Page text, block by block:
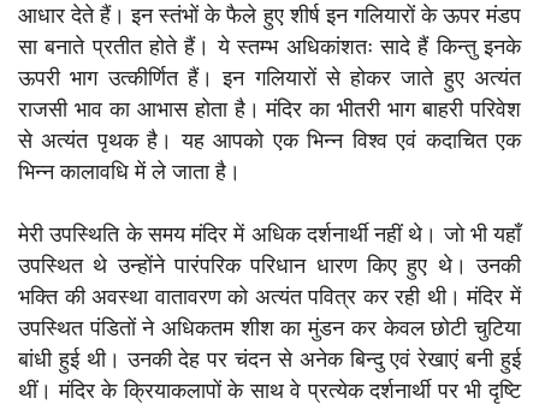
आधार देते हैं। इन स्तंभों के फैले हुए शीर्ष इन गलियारों के ऊपर मंडप
सा बनाते प्रतीत होते हैं। ये स्तम्भ अधिकांशतः सादे हैं किन्तु इनके
ऊपरी भाग उत्कीर्णित हैं। इन गलियारों से होकर जाते हुए अत्यंत
राजसी भाव का आभास होता है। मंदिर का भीतरी भाग बाहरी परिवेश
से अत्यंत पृथक है। यह आपको एक भिन्न विश्व एवं कदाचित एक
भिन्न कालावधि में ले जाता है।
मेरी उपस्थिति के समय मंदिर में अधिक दर्शनार्थी नहीं थे। जो भी यहाँ
उपस्थित थे उन्होंने पारंपरिक परिधान धारण किए हुए थे। उनकी
भक्ति की अवस्था वातावरण को अत्यंत पवित्र कर रही थी। मंदिर में
उपस्थित पंडितों ने अधिकतम शीश का मुंडन कर केवल छोटी चुटिया
बांधी हुई थी। उनकी देह पर चंदन से अनेक बिन्दु एवं रेखाएं बनी हुई
थीं। मंदिर के क्रियाकलापों के साथ वे प्रत्येक दर्शनार्थी पर भी दृष्टि